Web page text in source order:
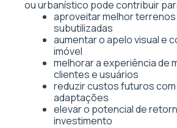
ou urbanístico pode contribuir
aproveitar melhor
subutilizadas
aumentar o apelo visual e
imóvel
melhorar a experiência de
clientes e usuários
reduzir custos futuros
adaptações
elevar o potencial de
investimento